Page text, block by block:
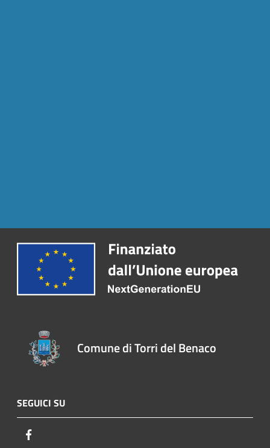
Comune di Torri del Benaco
SEGUICI SU